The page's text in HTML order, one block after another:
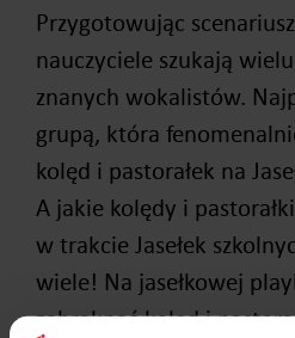
Przygotowując
nauczyciele szukają
znanych wokalistów.
grupą, która
kolęd i pastorałek na
A jakie kolędy i
w trakcie Jasełek
wiele! Na jasełkowej
zabraknąć kolęd i